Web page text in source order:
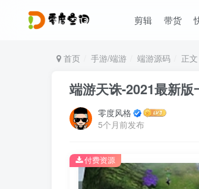
剪辑 带货
首页 手游/端游 端游源码 正文
端游天诛-2021最新
零度风格
5个月前发布
付费资源